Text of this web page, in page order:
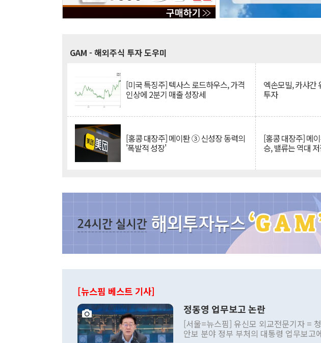
GAM - 해외주식 투자 도우미
[미국 특징주] 텍사스 로드하우스, 가격
인상에 2분기 매출 성장세
엑손모빌, 카샤간
투자
[홍콩 대장주] 메이퇀 ③ 신성장 동력의
'폭발적 성장'
[홍콩 대장주] 메
승, 밸류는 역대
[뉴스핌 베스트 기사]
정동영 업무보고 논란
[서울=뉴스핌] 유신모 외교전문기자 =
안보 분야 정부 부처의 대통령 업무보